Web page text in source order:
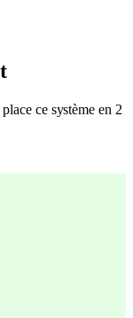
ce système en 2